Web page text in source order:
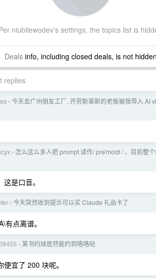
niubilewodev's settings, the topics list is
Dealsinfo, including closed deals, is not
replies
› 今天去广州朋友工厂, 开劳斯莱斯的老板被我带入 AI
› 怎么这么多人把 prompt 读作/ prəˈmoʊt / ，目前整
是口音。
› 今天突然收到提示可以买 Claude 礼品卡了
有点离谱。
› 某书约球居然能约到咯咯哒
宜了 200 块呢。